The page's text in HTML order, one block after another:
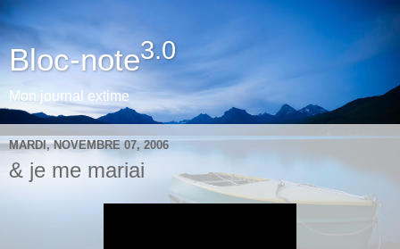
Bloc-note3.0
Mon journal extime
MARDI, NOVEMBRE 07, 2006
& je me mariai